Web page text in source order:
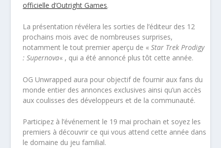
officielle d’Outright Games.
La présentation révélera les sorties de l’éditeur des 12
prochains mois avec de nombreuses surprises,
notamment le tout premier aperçu de «Star Trek Prodigy
: Supernova« , qui a été annoncé plus tôt cette année.
OG Unwrapped aura pour objectif de fournir aux fans du
monde entier des annonces exclusives ainsi qu’un accès
aux coulisses des développeurs et de la communauté.
Participez à l’événement le 19 mai prochain et soyez les
premiers à découvrir ce qui vous attend cette année dans
le domaine du jeu familial.